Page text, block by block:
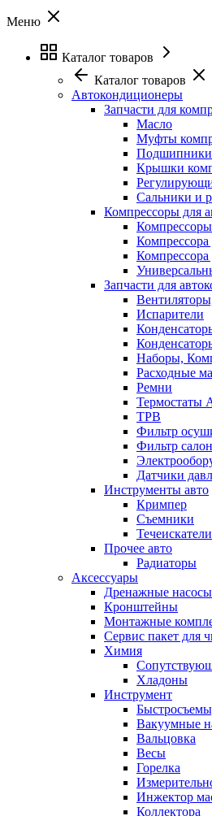
Меню
Каталог товаров
Каталог товаров
Автокондиционеры
Запчасти для
Масло
Муфты
Подшипники
Крышки
Сальники и
Компрессоры для
Компрессора
Компрессора
Запчасти для
Испарители
Наборы,
Расходные
Ремни
Термостаты
ТРВ
Фильтр
Фильтр
Датчики
Инструменты авто
Кримпер
Съемники
Прочее авто
Радиаторы
Аксессуары
Дренажные
Кронштейны
Монтажные
Сервис пакет для
Химия
Хладоны
Инструмент
Вакуумные
Вальцовка
Весы
Горелка
Инжектор
Коллектора